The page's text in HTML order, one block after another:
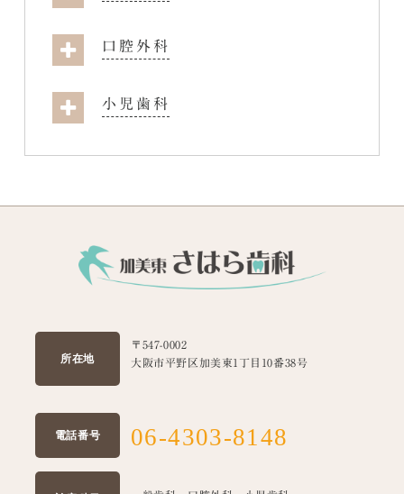
口腔外科
小児歯科
所在地
〒547-0002
大阪市平野区加美東1丁目10番38号
電話番号 06-4303-8148